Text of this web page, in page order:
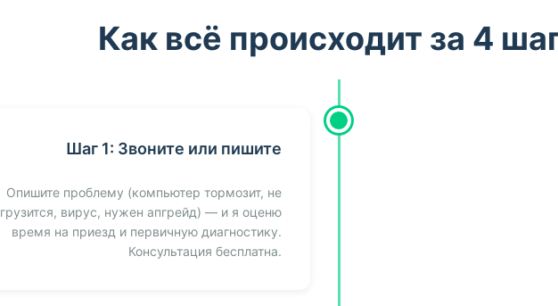
Как всё происходит за 4
Шаг 1: Звоните или пишите
Опишите проблему (компьютер тормозит, не
грузится, вирус, нужен апгрейд) — и я оценю
время на приезд и первичную диагностику.
Консультация бесплатна.